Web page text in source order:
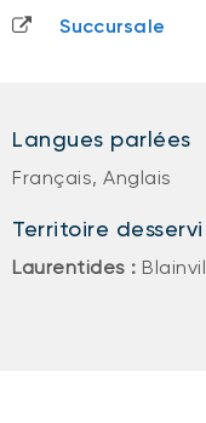
Succursale
Langues parlées
Français, Anglais
Territoire desservi
Laurentides :